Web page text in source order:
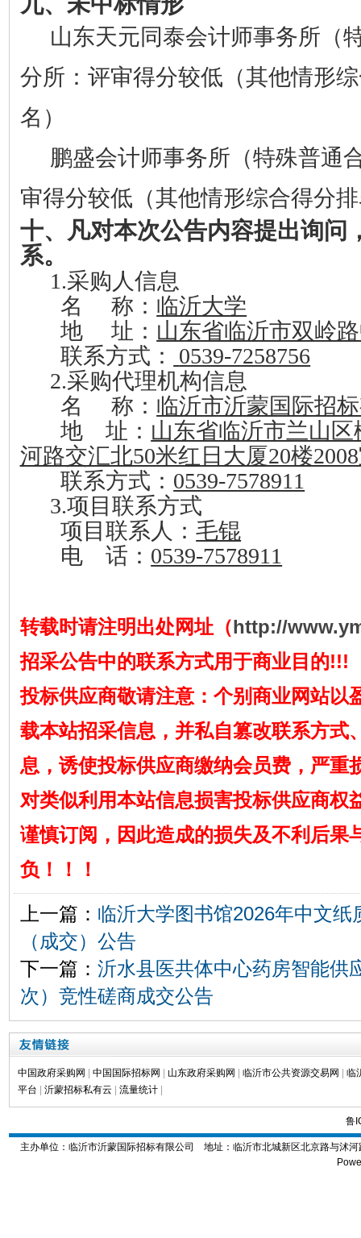
山东天元同泰会计师事务所（
分所：评审得分较低（其他情形
名）
鹏盛会计师事务所（特殊普通
审得分较低（其他情形综合得分
十、凡对本次公告内容提出询问
系。
1.采购人信息
名 称： 临沂大学
地 址： 山东省临沂市双岭
联系方式：
0539-7258756
2.采购代理机构信息
名 称： 临沂市沂蒙国际招
地 址： 山东省临沂市兰山
河路交汇北50米红日大厦20楼
联系方式： 0539-7578911
3.项目联系方式
项目联系人：毛锟
电 话： 0539-7578911
转载时请注明出处网址（http://
招采公告中的联系方式用于商业目的!!!
投标供应商敬请注意：个别商业网站以
载本站招采信息，并私自篡改联系方式
息，诱使投标供应商缴纳会员费，严重
对类似利用本站信息损害投标供应商权
谨慎订阅，因此造成的损失及不利后果
负！！！
上一篇： 临沂大学图书馆2026年中文纸
（成交）公告
下一篇： 沂水县医共体中心药房智能供
次）竞性磋商成交公告
中国政府采购网 中国国际招标网 山东政府采购网 临沂市公共资源交易网
临
平台
沂蒙招标私有云 流量统计
鲁
主办单位：临沂市沂蒙国际招标有限公司 地址： 临沂市北城新区北京路与沭河